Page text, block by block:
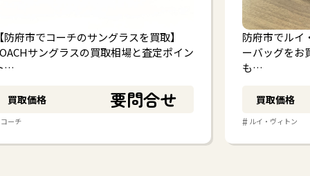
府市でコーチのサングラスを買取】
サングラスの買取相場と査定ポイン
…
買取価格 要問合せ
ーチ
防府市でルイ
ーバッグをお
も…
買取価格
#ルイ・ヴィトン